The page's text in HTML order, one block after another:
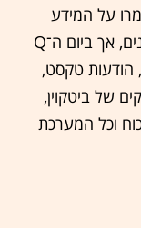
על המידע
האינטימי של האנושות במשך עשרות שנים, אך ביום ה־Q
הודעות טקסט,
של ביטקוין,
וכל המערכת